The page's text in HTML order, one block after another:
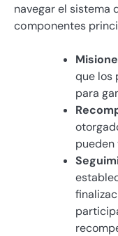
navegar el sistema
componentes
que los
para
pueden